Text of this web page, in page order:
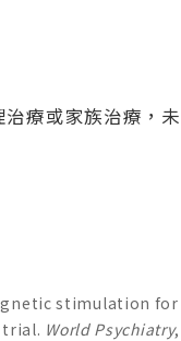
療或家族治療，未
stimulation for
World Psychiatry,